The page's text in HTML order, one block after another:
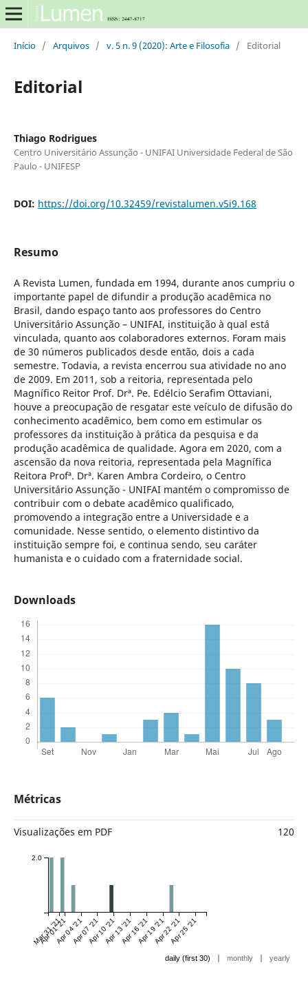
Início / Arquivos / v. 5 n. 9 (2020): Arte e Filosofia / Editorial
Editorial
Thiago Rodrigues
Centro Universitário Assunção - UNIFAI Universidade Federal de São
Paulo - UNIFESP
DOI: https://doi.org/10.32459/revistalumen.v5i9.168
Resumo
A Revista Lumen, fundada em 1994, durante anos cumpriu o
importante papel de difundir a produção acadêmica no
Brasil, dando espaço tanto aos professores do Centro
Universitário Assunção – UNIFAI, instituição à qual está
vinculada, quanto aos colaboradores externos. Foram mais
de 30 números publicados desde então, dois a cada
semestre. Todavia, a revista encerrou sua atividade no ano
de 2009. Em 2011, sob a reitoria, representada pelo
Magnífico Reitor Prof. Drª. Pe. Edélcio Serafim Ottaviani,
houve a preocupação de resgatar este veículo de difusão do
conhecimento acadêmico, bem como em estimular os
professores da instituição à prática da pesquisa e da
produção acadêmica de qualidade. Agora em 2020, com a
ascensão da nova reitoria, representada pela Magnífica
Reitora Profª. Drª. Karen Ambra Cordeiro, o Centro
Universitário Assunção - UNIFAI mantém o compromisso de
contribuir com o debate acadêmico qualificado,
promovendo a integração entre a Universidade e a
comunidade. Nesse sentido, o elemento distintivo da
instituição sempre foi, e continua sendo, seu caráter
humanista e o cuidado com a fraternidade social.
Downloads
Métricas
Visualizações em PDF 120
Mar 31 '21
Apr 01 '21Apr 04 '21Apr 07 '21Apr 10 '21Apr 13 '21Apr 16 '21Apr 19 '21Apr 22 '21Apr 25 '21
2.0
daily (first 30) | monthly | yearly